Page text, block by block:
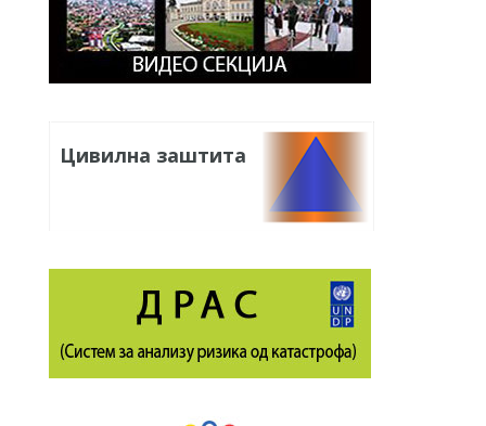
Цивилна заштита